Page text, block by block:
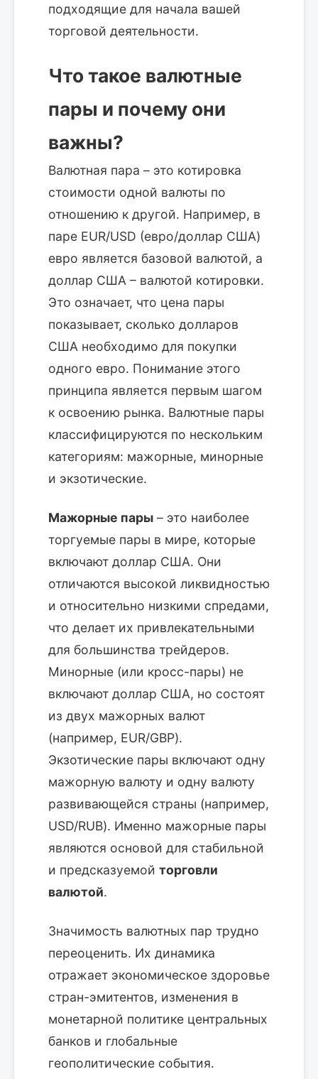
подходящие для начала вашей
торговой деятельности.
Что такое валютные
пары и почему они
важны?
Валютная пара – это котировка
стоимости одной валюты по
отношению к другой. Например, в
паре EUR/USD (евро/доллар США)
евро является базовой валютой, а
доллар США – валютой котировки.
Это означает, что цена пары
показывает, сколько долларов
США необходимо для покупки
одного евро. Понимание этого
принципа является первым шагом
к освоению рынка. Валютные пары
классифицируются по нескольким
категориям: мажорные, минорные
и экзотические.
Мажорные пары – это наиболее
торгуемые пары в мире, которые
включают доллар США. Они
отличаются высокой ликвидностью
и относительно низкими спредами,
что делает их привлекательными
для большинства трейдеров.
Минорные (или кросс-пары) не
включают доллар США, но состоят
из двух мажорных валют
(например, EUR/GBP).
Экзотические пары включают одну
мажорную валюту и одну валюту
развивающейся страны (например,
USD/RUB). Именно мажорные пары
являются основой для стабильной
и предсказуемой торговли
валютой.
Значимость валютных пар трудно
переоценить. Их динамика
отражает экономическое здоровье
стран-эмитентов, изменения в
монетарной политике центральных
банков и глобальные
геополитические события.